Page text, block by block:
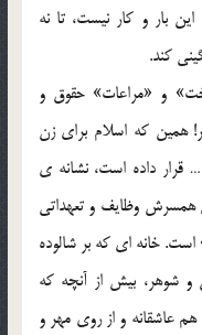
بار و کار نيست، تا نه
کند.
و «مراعات» حقوق و
همين که اسلام براي زن
قرار داده است، نشانه ي
همسرش وظايف و تعهداتي
خانه اي که بر شالوده
شوهر، بيش از آنچه که
عاشقانه و از روي مهر و